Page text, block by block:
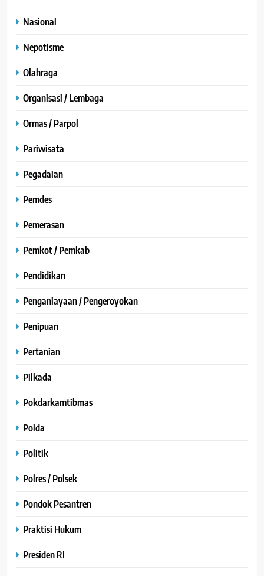
Nasional
Nepotisme
Olahraga
Organisasi / Lembaga
Ormas / Parpol
Pariwisata
Pegadaian
Pemdes
Pemerasan
Pemkot / Pemkab
Pendidikan
Penganiayaan / Pengeroyokan
Penipuan
Pertanian
Pilkada
Pokdarkamtibmas
Polda
Politik
Polres / Polsek
Pondok Pesantren
Praktisi Hukum
Presiden RI